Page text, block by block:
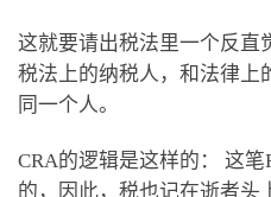
这就要请出税法里一个反直
税法上的纳税人，和法律上
同一个人。
CRA的逻辑是这样的： 这笔
的，因此，税也记在逝者头